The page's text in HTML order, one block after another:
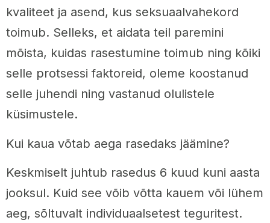
kvaliteet ja asend, kus seksuaalvahekord
toimub. Selleks, et aidata teil paremini
mõista, kuidas rasestumine toimub ning kõiki
selle protsessi faktoreid, oleme koostanud
selle juhendi ning vastanud olulistele
küsimustele.
Kui kaua võtab aega rasedaks jäämine?
Keskmiselt juhtub rasedus 6 kuud kuni aasta
jooksul. Kuid see võib võtta kauem või lühem
aeg, sõltuvalt individuaalsetest teguritest.